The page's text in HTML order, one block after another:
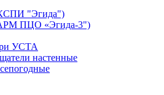
"Эгида")
ПЦО «Эгида-3")
УСТА
настенные